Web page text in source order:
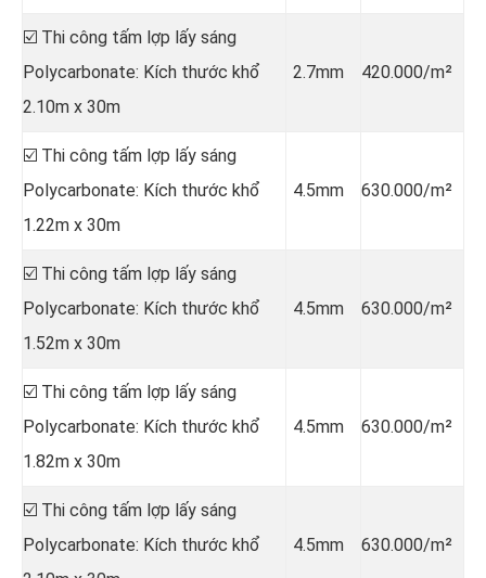
☑️ Thi công tấm lợp lấy sáng
Polycarbonate: Kích thước khổ
2.10m x 30m
2.7mm 420.000/m²
☑️ Thi công tấm lợp lấy sáng
Polycarbonate: Kích thước khổ
1.22m x 30m
4.5mm 630.000/m²
☑️ Thi công tấm lợp lấy sáng
Polycarbonate: Kích thước khổ
1.52m x 30m
4.5mm 630.000/m²
☑️ Thi công tấm lợp lấy sáng
Polycarbonate: Kích thước khổ
1.82m x 30m
4.5mm 630.000/m²
☑️ Thi công tấm lợp lấy sáng
Polycarbonate: Kích thước khổ
4.5mm 630.000/m²